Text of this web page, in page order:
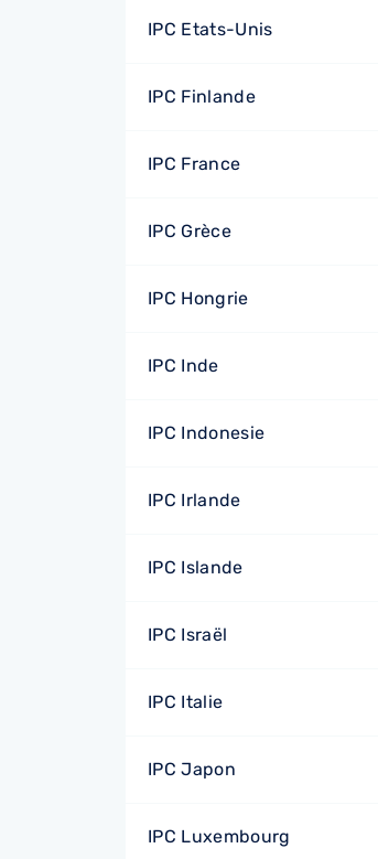
IPC Etats-Unis
IPC Finlande
IPC France
IPC Grèce
IPC Hongrie
IPC Inde
IPC Indonesie
IPC Irlande
IPC Islande
IPC Israël
IPC Italie
IPC Japon
IPC Luxembourg